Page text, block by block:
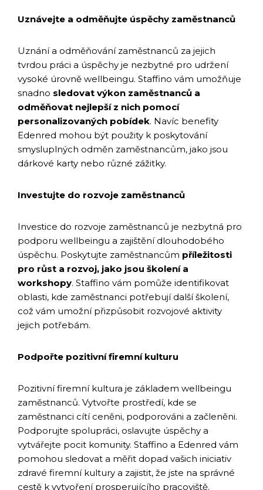
Uznávejte a odměňujte úspěchy zaměstnanců
Uznání a odměňování zaměstnanců za jejich
tvrdou práci a úspěchy je nezbytné pro udržení
vysoké úrovně wellbeingu. Staffino vám umožňuje
snadno sledovat výkon zaměstnanců a
odměňovat nejlepší z nich pomocí
personalizovaných pobídek. Navíc benefity
Edenred mohou být použity k poskytování
smysluplných odměn zaměstnancům, jako jsou
dárkové karty nebo různé zážitky.
Investujte do rozvoje zaměstnanců
Investice do rozvoje zaměstnanců je nezbytná pro
podporu wellbeingu a zajištění dlouhodobého
úspěchu. Poskytujte zaměstnancům příležitosti
pro růst a rozvoj, jako jsou školení a
workshopy. Staffino vám pomůže identifikovat
oblasti, kde zaměstnanci potřebují další školení,
což vám umožní přizpůsobit rozvojové aktivity
jejich potřebám.
Podpořte pozitivní firemní kulturu
Pozitivní firemní kultura je základem wellbeingu
zaměstnanců. Vytvořte prostředí, kde se
zaměstnanci cítí ceněni, podporováni a začleněni.
Podporujte spolupráci, oslavujte úspěchy a
vytvářejte pocit komunity. Staffino a Edenred vám
pomohou sledovat a měřit dopad vašich iniciativ
zdravé firemní kultury a zajistit, že jste na správné
cestě k vytvoření prosperujícího pracoviště.